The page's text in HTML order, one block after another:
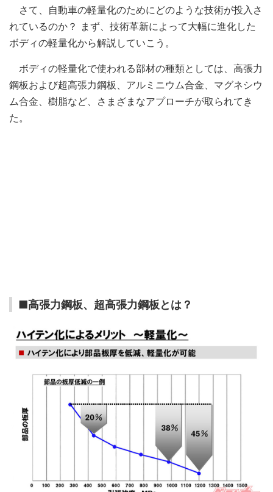
さて、自動車の軽量化のためにどのような技術が投入さ
れているのか？ まず、技術革新によって大幅に進化した
ボディの軽量化から解説していこう。
ボディの軽量化で使われる部材の種類としては、高張力
鋼板および超高張力鋼板、アルミニウム合金、マグネシウ
ム合金、樹脂など、さまざまなアプローチが取られてき
た。
■高張力鋼板、超高張力鋼板とは？